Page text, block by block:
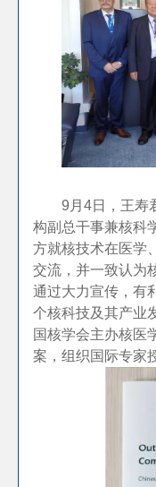
9月4日，王寿
构副总干事兼核科
方就核技术在医学
交流，并一致认为
通过大力宣传，有
个核科技及其产业
国核学会主办核医
案，组织国际专家